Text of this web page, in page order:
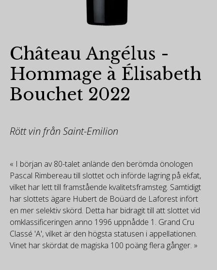
Château Angélus -
Hommage à Élisabeth
Bouchet 2022
Rött vin från Saint-Emilion
« I början av 80-talet anlände den berömda önologen
Pascal Rimbereau till slottet och införde lagring på ekfat,
vilket har lett till framstående kvalitetsframsteg. Samtidigt
har slottets ägare Hubert de Boüard de Laforest infört
en mer selektiv skörd. Detta har bidragit till att slottet vid
omklassificeringen anno 1996 uppnådde 1. Grand Cru
Classé 'A', vilket är den högsta statusen i appellationen.
Vinet har skördat de magiska 100 poäng flera gånger. »